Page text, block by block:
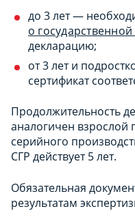
до 3 лет —
о
декларацию;
от 3 лет и
сертификат
Продолжительность
аналогичен взрослой
серийного
СГР действует 5 лет.
Обязательная
результатам